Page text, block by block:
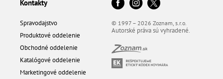
Kontakty
Spravodajstvo
Produktové oddelenie
Obchodné oddelenie
Katalógové oddelenie
Marketingové oddelenie
© 1997 – 2026 Zoznam, s.r.o.
Autorské práva sú vyhradené.